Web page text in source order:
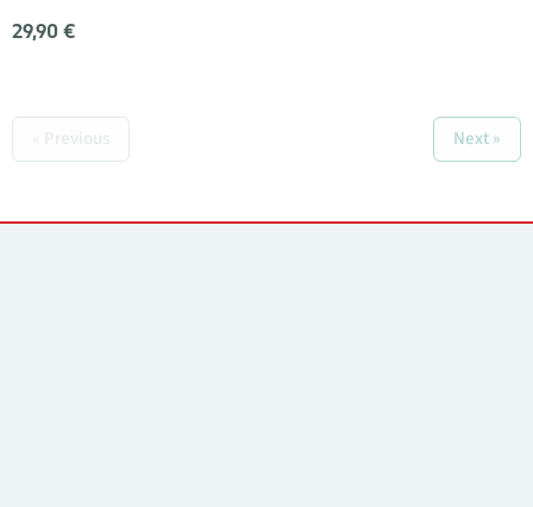
29,90 €
« Previous Next »